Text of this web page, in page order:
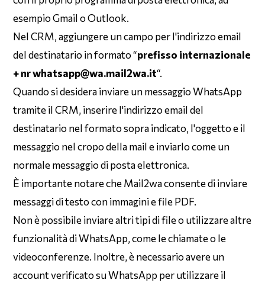
esempio Gmail o Outlook.
Nel CRM, aggiungere un campo per l'indirizzo email
del destinatario in formato “prefisso internazionale
+ nr whatsapp@wa.mail2wa.it“.
Quando si desidera inviare un messaggio WhatsApp
tramite il CRM, inserire l'indirizzo email del
destinatario nel formato sopra indicato, l'oggetto e il
messaggio nel cropo della mail e inviarlo come un
normale messaggio di posta elettronica.
È importante notare che Mail2wa consente di inviare
messaggi di testo con immagini e file PDF.
Non è possibile inviare altri tipi di file o utilizzare altre
funzionalità di WhatsApp, come le chiamate o le
videoconferenze. Inoltre, è necessario avere un
account verificato su WhatsApp per utilizzare il